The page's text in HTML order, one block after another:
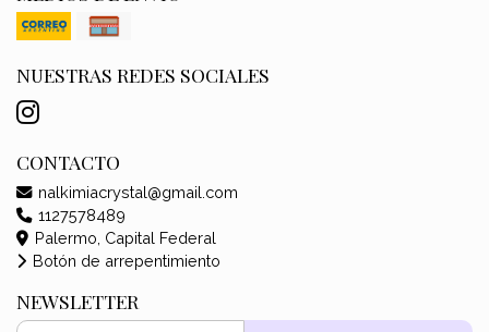
NUESTRAS REDES SOCIALES
CONTACTO
nalkimiacrystal@gmail.com
1127578489
Palermo, Capital Federal
Botón de arrepentimiento
NEWSLETTER